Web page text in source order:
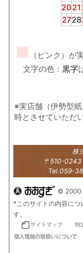
2021
2728
■
（ピンク）が
文字の色： 黒字
※実店舗（伊勢型
時とさせていただ
株
〒510-0243
Tel 059-
© 2000
*このサイトの内容につ
す。